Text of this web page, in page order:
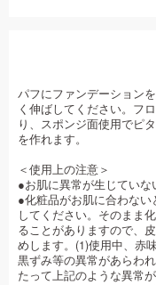
パフにファンデーション
く伸ばしてください。フ
り、スポンジ面使用でピ
を作れます。
＜使用上の注意＞
●お肌に異常が生じていな
●化粧品がお肌に合わな
してください。そのまま
ることがありますので、
めします。(1)使用中、赤
黒ずみ等の異常があらわ
たって上記のような異常